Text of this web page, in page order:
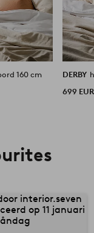
160 cm
DERBY
699 EUR